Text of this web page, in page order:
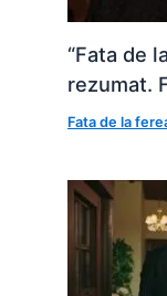
“Fata de
rezumat.
Fata de la